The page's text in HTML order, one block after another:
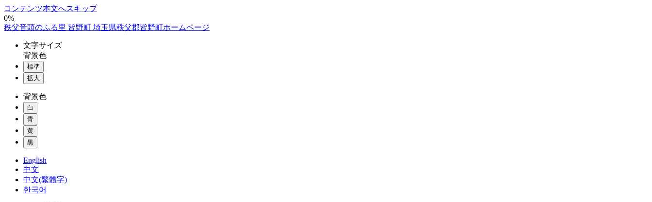
コンテンツ本文へスキップ
0%
秩父音頭のふる里 皆野町 埼玉県秩父郡皆野町ホームページ
文字サイズ
背景色
標準
拡大
背景色
白
青
黄
黒
English
中文
中文(繁體字)
한국어